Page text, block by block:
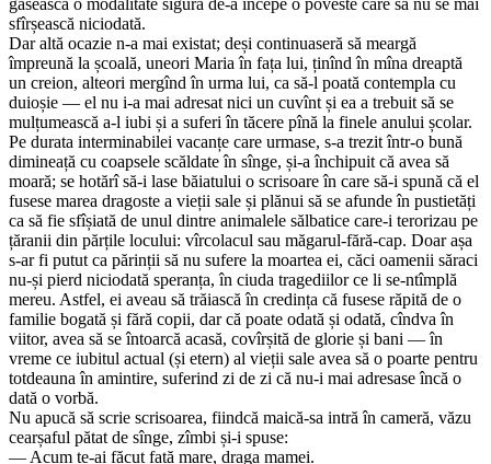
găsească o modalitate sigură de-a începe o poveste care să nu se mai
sfîrșească niciodată.
Dar altă ocazie n-a mai existat; deși continuaseră să meargă
împreună la școală, uneori Maria în fața lui, ținînd în mîna dreaptă
un creion, alteori mergînd în urma lui, ca să-l poată contempla cu
duioșie — el nu i-a mai adresat nici un cuvînt și ea a trebuit să se
mulțumească a-l iubi și a suferi în tăcere pînă la finele anului școlar.
Pe durata interminabilei vacanțe care urmase, s-a trezit într-o bună
dimineață cu coapsele scăldate în sînge, și-a închipuit că avea să
moară; se hotărî să-i lase băiatului o scrisoare în care să-i spună că el
fusese marea dragoste a vieții sale și plănui să se afunde în pustietăți
ca să fie sfîșiată de unul dintre animalele sălbatice care-i terorizau pe
țăranii din părțile locului: vîrcolacul sau măgarul-fără-cap. Doar așa
s-ar fi putut ca părinții să nu sufere la moartea ei, căci oamenii săraci
nu-și pierd niciodată speranța, în ciuda tragediilor ce li se-ntîmplă
mereu. Astfel, ei aveau să trăiască în credința că fusese răpită de o
familie bogată și fără copii, dar că poate odată și odată, cîndva în
viitor, avea să se întoarcă acasă, covîrșită de glorie și bani — în
vreme ce iubitul actual (și etern) al vieții sale avea să o poarte pentru
totdeauna în amintire, suferind zi de zi că nu-i mai adresase încă o
dată o vorbă.
Nu apucă să scrie scrisoarea, fiindcă maică-sa intră în cameră, văzu
cearșaful pătat de sînge, zîmbi și-i spuse:
— Acum te-ai făcut fată mare, draga mamei.